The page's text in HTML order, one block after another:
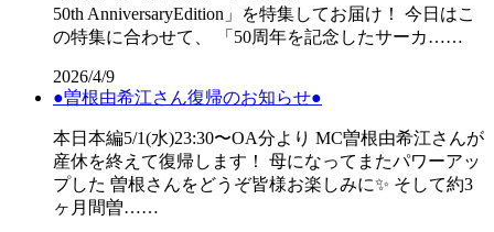
50th AnniversaryEdition」を特集してお届け！ 今日はこ
の特集に合わせて、 「50周年を記念したサーカ……
2026/4/9
●曽根由希江さん復帰のお知らせ●
本日本編5/1(水)23:30〜OA分より MC曽根由希江さんが
産休を終えて復帰します！ 母になってまたパワーアッ
プした 曽根さんをどうぞ皆様お楽しみに✨ そして約3
ヶ月間曽……